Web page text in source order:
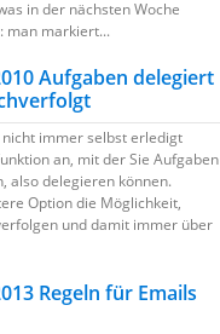
in der nächsten Woche
man markiert...
Aufgaben delegiert
immer selbst erledigt
an, mit der Sie Aufgaben
also delegieren können.
Option die Möglichkeit,
und damit immer über
Regeln für Emails